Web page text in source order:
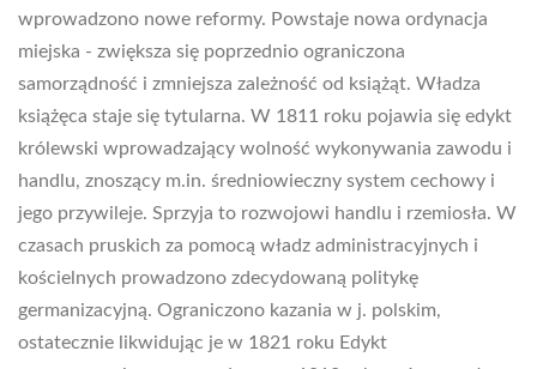
wprowadzono nowe reformy. Powstaje nowa ordynacja
miejska - zwiększa się poprzednio ograniczona
samorządność i zmniejsza zależność od książąt. Władza
książęca staje się tytularna. W 1811 roku pojawia się edykt
królewski wprowadzający wolność wykonywania zawodu i
handlu, znoszący m.in. średniowieczny system cechowy i
jego przywileje. Sprzyja to rozwojowi handlu i rzemiosła. W
czasach pruskich za pomocą władz administracyjnych i
kościelnych prowadzono zdecydowaną politykę
germanizacyjną. Ograniczono kazania w j. polskim,
ostatecznie likwidując je w 1821 roku Edykt